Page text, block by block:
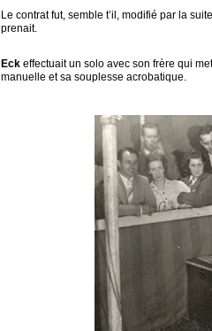
Le contrat fut, semble t’il, modifié par la
prenait.
Eck effectuait un solo avec son frère qui
manuelle et sa souplesse acrobatique.